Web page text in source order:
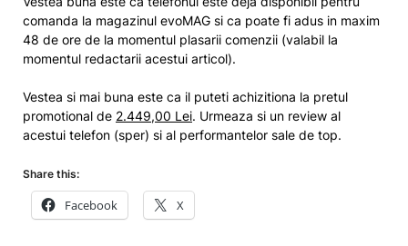
comanda la magazinul evoMAG si ca poate fi adus in maxim
48 de ore de la momentul plasarii comenzii (valabil la
momentul redactarii acestui articol).
Vestea si mai buna este ca il puteti achizitiona la pretul
promotional de 2.449,00 Lei. Urmeaza si un review al
acestui telefon (sper) si al performantelor sale de top.
Share this:
Facebook X